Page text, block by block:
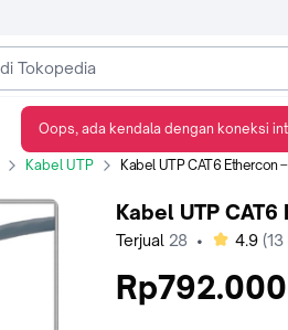
Kabel UTP Kabel UTP CAT6 Ethercon –
Kabel UTP
Terjual 28 • bintang
4.9 (13
Rp792.000
Oops, ada kendala dengan koneksi